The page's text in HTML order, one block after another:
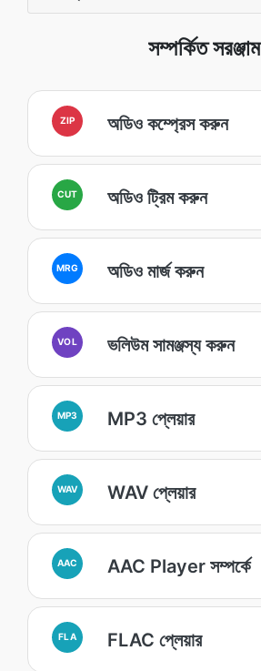
সম্পর্কিত সরঞ্জাম
ZIP অডিও কম্প্রেস করুন
CUT অডিও ট্রিম করুন
MRG অডিও মার্জ করুন
VOL ভলিউম সামঞ্জস্য করুন
MP3 MP3 প্লেয়ার
WAV WAV প্লেয়ার
AAC AAC Player সম্পর্কে
FLA FLAC প্লেয়ার